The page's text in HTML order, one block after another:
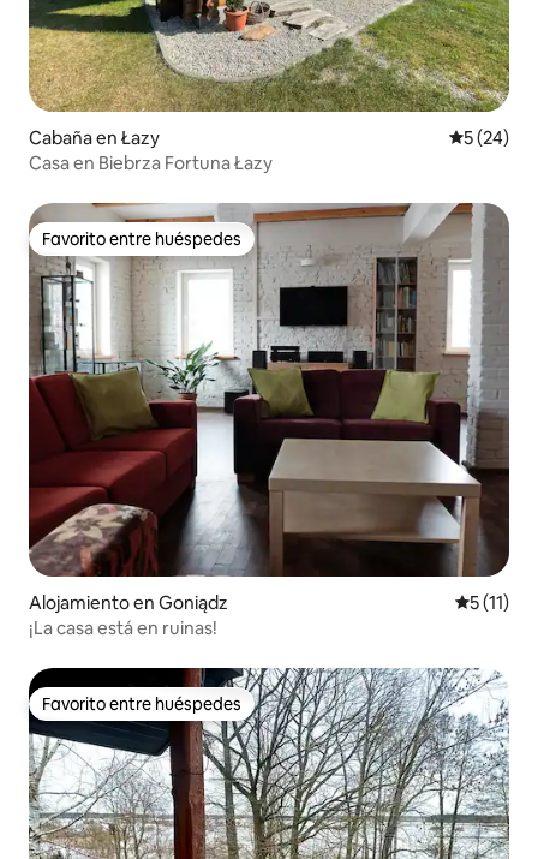
Cabaña en Łazy
5 (24)
Casa en Biebrza Fortuna Łazy
Favorito entre huéspedes
Favorito entre huéspedes
Alojamiento en Goniądz
5 (11)
¡La casa está en ruinas!
Favorito entre huéspedes
Favorito entre huéspedes